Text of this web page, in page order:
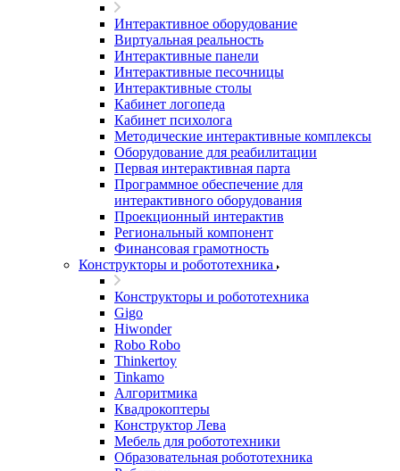
Интерактивное оборудование
Виртуальная реальность
Интерактивные панели
Интерактивные песочницы
Интерактивные столы
Кабинет логопеда
Кабинет психолога
Методические интерактивные комплексы
Оборудование для реабилитации
Первая интерактивная парта
Программное обеспечение для
интерактивного оборудования
Проекционный интерактив
Региональный компонент
Финансовая грамотность
Конструкторы и робототехника
Конструкторы и робототехника
Gigo
Hiwonder
Robo Robo
Thinkertoy
Tinkamo
Алгоритмика
Квадрокоптеры
Конструктор Лева
Мебель для робототехники
Образовательная робототехника